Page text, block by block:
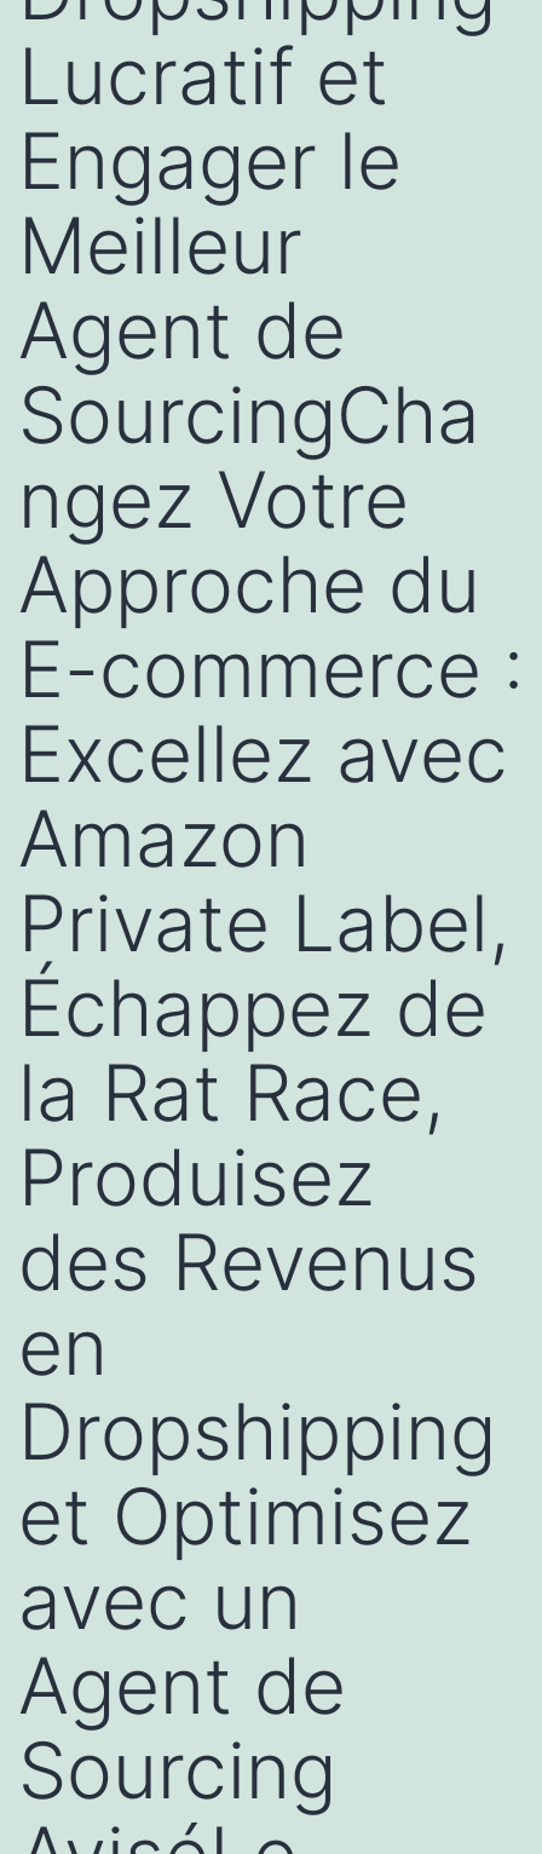
Lucratif et
Engager le
Meilleur
Agent de
SourcingCha
ngez Votre
Approche du
E-commerce :
Excellez avec
Amazon
Private Label,
Échappez de
la Rat Race,
Produisez
des Revenus
en
Dropshipping
et Optimisez
avec un
Agent de
Sourcing